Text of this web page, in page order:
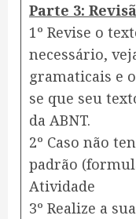
Parte 3:
1º Revise o
necessário,
gramaticais e
se que seu
da ABNT.
2º Caso não
padrão
Atividade
3º Realize a